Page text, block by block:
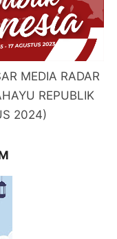
MEDIA RADAR
REPUBLIK
2024)